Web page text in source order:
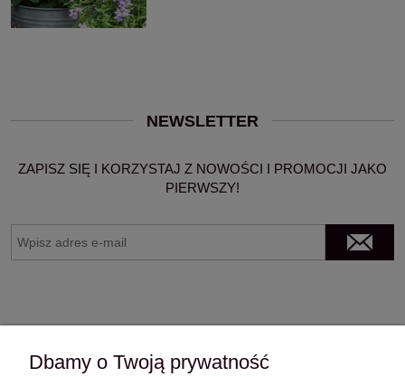
NEWSLETTER
ZAPISZ SIĘ I KORZYSTAJ Z NOWOŚCI I PROMOCJI JAKO
PIERWSZY!
Dbamy o Twoją prywatność